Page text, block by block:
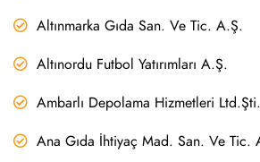
Altınmarka Gıda San. Ve Tic. A.Ş.
Altınordu Futbol Yatırımları A.Ş.
Ambarlı Depolama Hizmetleri Ltd.Şti.
Ana Gıda İhtiyaç Mad. San. Ve Tic.